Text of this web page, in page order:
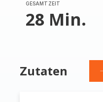
GESAMTZEIT
28 Min.
Zutaten